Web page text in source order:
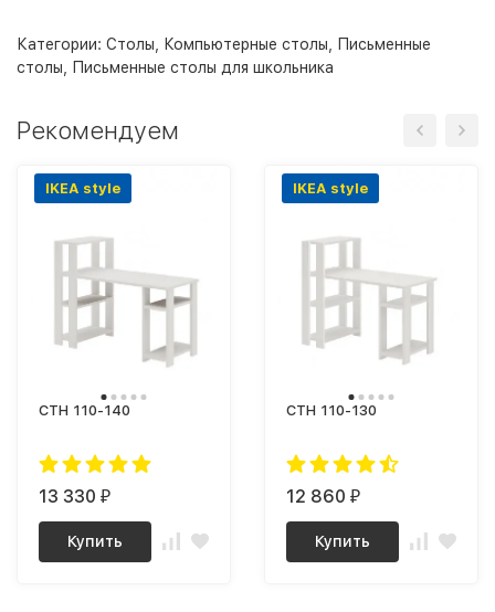
Категории: Столы Компьютерные столы
Письменные
столы
Письменные столы для школьника
Рекомендуем
IKEA style
СТН 110-140
13 330 ₽
Купить
IKEA style
СТН 110-130
12 860 ₽
Купить